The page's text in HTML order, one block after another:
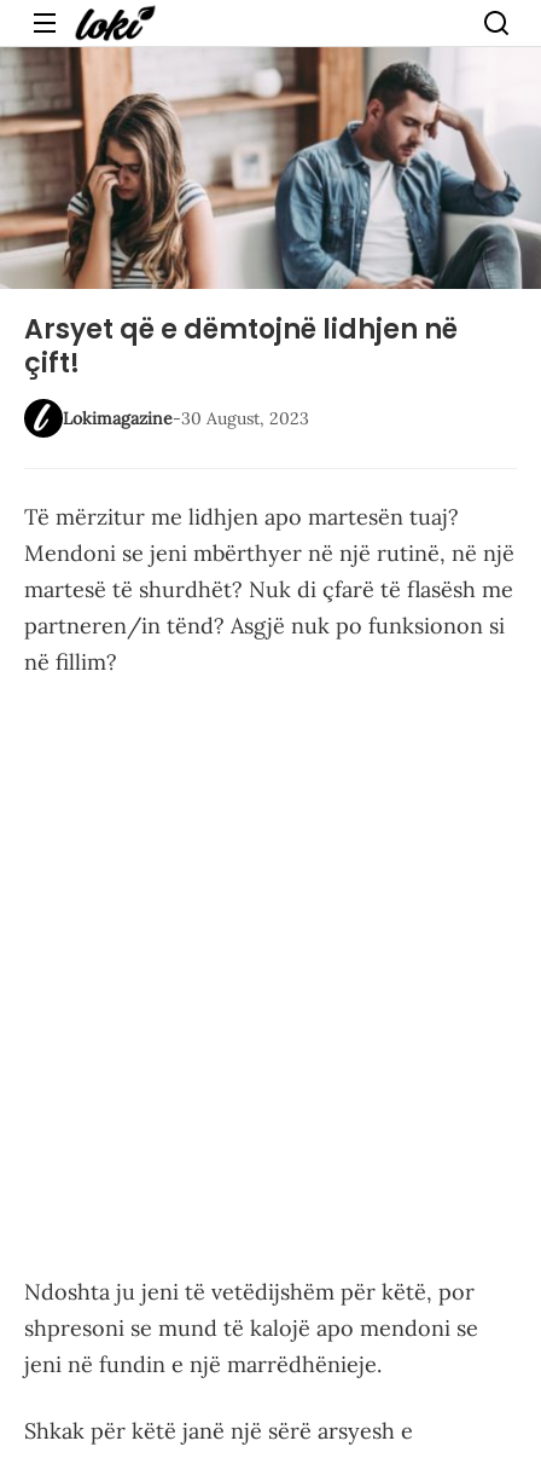
Menu
Arsyet që e dëmtojnë lidhjen në
çift!
Lokimagazine-30 August, 2023
Të mërzitur me lidhjen apo martesën tuaj?
Mendoni se jeni mbërthyer në një rutinë, në një
martesë të shurdhët? Nuk di çfarë të flasësh me
partneren/in tënd? Asgjë nuk po funksionon si
në fillim?
Ndoshta ju jeni të vetëdijshëm për këtë, por
shpresoni se mund të kalojë apo mendoni se
jeni në fundin e një marrëdhënieje.
Shkak për këtë janë një sërë arsyesh e